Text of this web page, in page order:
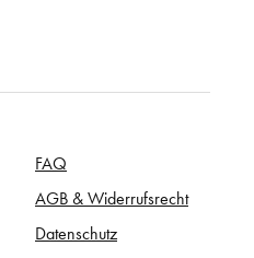
FAQ
AGB & Widerrufsrecht
Datenschutz